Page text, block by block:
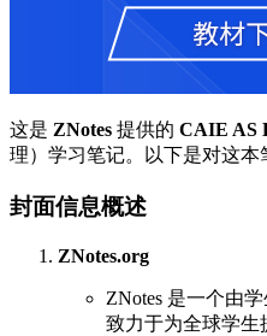
这是 ZNotes 提供的 CAIE AS
理）学习笔记。以下是对这本
封面信息概述
ZNotes.org
ZNotes 是一个由
致力于为全球学生